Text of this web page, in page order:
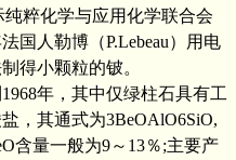
纯粹化学与应用化学联合会
国人勒博（P.Lebeau）用电
得小颗粒的铍。
年，其中仅绿柱石具有工
，其通式为3BeOAlO6SiO,
含量一般为9～13％;主要产